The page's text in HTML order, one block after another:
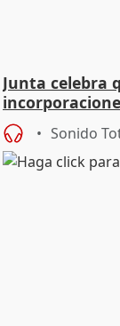
Junta celebra
jóvenes
Sonido